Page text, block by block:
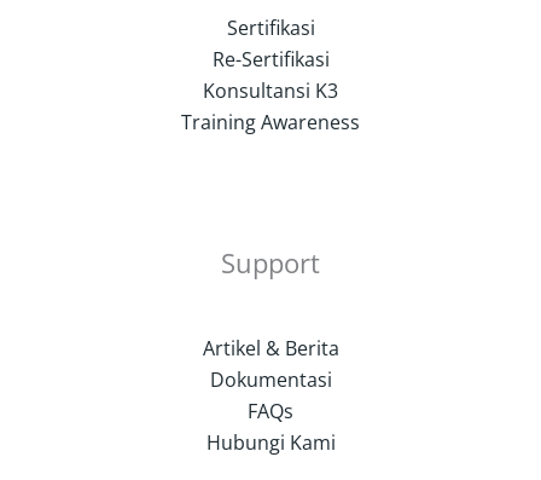
Sertifikasi
Re-Sertifikasi
Konsultansi K3
Training Awareness
Support
Artikel & Berita
Dokumentasi
FAQs
Hubungi Kami